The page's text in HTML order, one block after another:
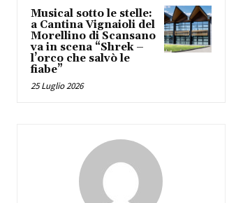
Musical sotto le stelle:
a Cantina Vignaioli del
Morellino di Scansano
va in scena “Shrek –
l’orco che salvò le
fiabe”
25 Luglio 2026